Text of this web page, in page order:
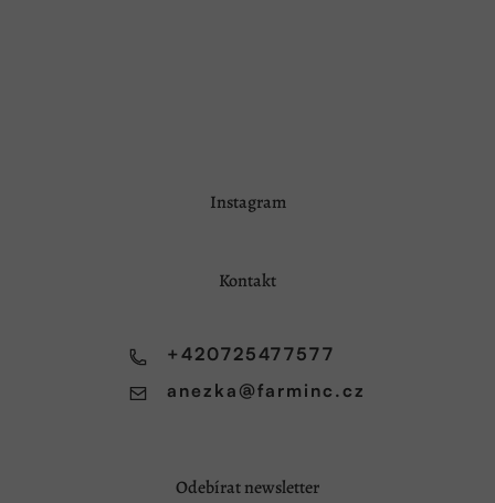
Instagram
Kontakt
anezka @farminc.cz
+420725477577
Odebírat newsletter